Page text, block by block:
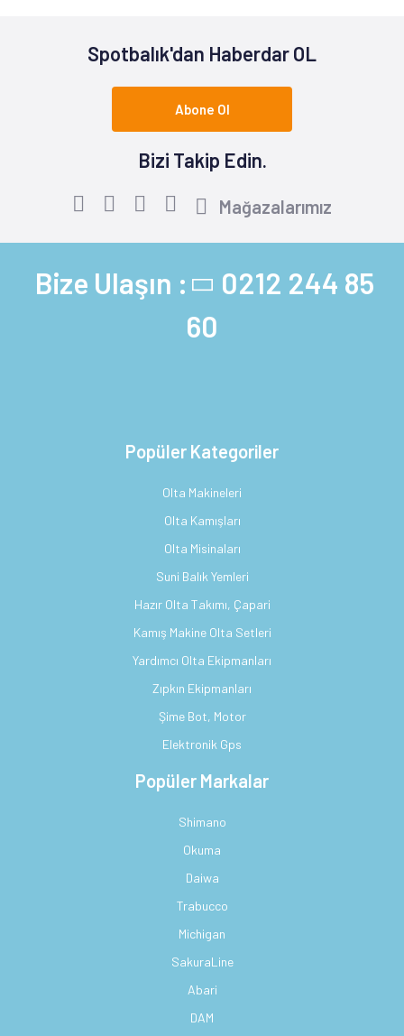
Spotbalık'dan Haberdar OL
Abone Ol
Bizi Takip Edin.
Mağazalarımız
Bize Ulaşın : 0212 244 85
60
Popüler Kategoriler
Olta Makineleri
Olta Kamışları
Olta Misinaları
Suni Balık Yemleri
Hazır Olta Takımı, Çapari
Kamış Makine Olta Setleri
Yardımcı Olta Ekipmanları
Zıpkın Ekipmanları
Şime Bot, Motor
Elektronik Gps
Popüler Markalar
Shimano
Okuma
Daiwa
Trabucco
Michigan
SakuraLine
Abari
DAM